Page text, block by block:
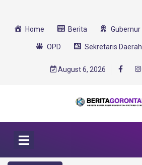
Home Berita Gubernur
OPD Sekretaris Daerah
August 6, 2026